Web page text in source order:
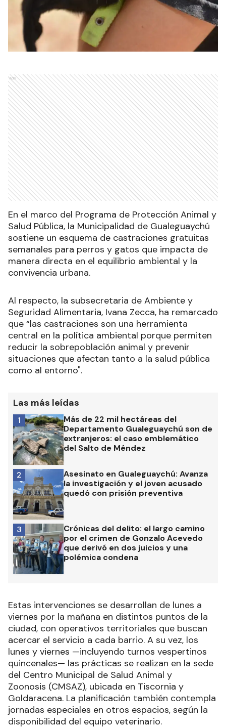
Ads
En el marco del Programa de Protección Animal y
Salud Pública, la Municipalidad de Gualeguaychú
sostiene un esquema de castraciones gratuitas
semanales para perros y gatos que impacta de
manera directa en el equilibrio ambiental y la
convivencia urbana.
Al respecto, la subsecretaria de Ambiente y
Seguridad Alimentaria, Ivana Zecca, ha remarcado
que “las castraciones son una herramienta
central en la política ambiental porque permiten
reducir la sobrepoblación animal y prevenir
situaciones que afectan tanto a la salud pública
como al entorno".
Las más leídas
Más de 22 mil hectáreas del
Departamento Gualeguaychú son de
extranjeros: el caso emblemático
del Salto de Méndez
1
Asesinato en Gualeguaychú: Avanza
la investigación y el joven acusado
quedó con prisión preventiva
2
Crónicas del delito: el largo camino
por el crimen de Gonzalo Acevedo
que derivó en dos juicios y una
polémica condena
3
Estas intervenciones se desarrollan de lunes a
viernes por la mañana en distintos puntos de la
ciudad, con operativos territoriales que buscan
acercar el servicio a cada barrio. A su vez, los
lunes y viernes —incluyendo turnos vespertinos
quincenales— las prácticas se realizan en la sede
del Centro Municipal de Salud Animal y
Zoonosis (CMSAZ), ubicada en Tiscornia y
Goldaracena. La planificación también contempla
jornadas especiales en otros espacios, según la
disponibilidad del equipo veterinario.